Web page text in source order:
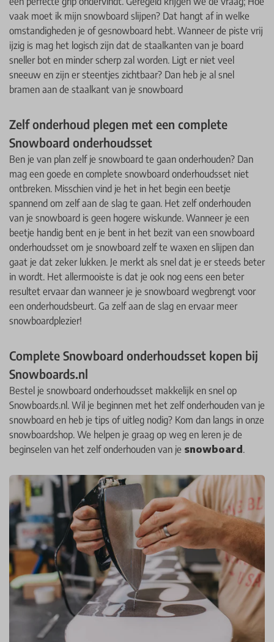
vaak moet ik mijn snowboard slijpen? Dat hangt af in welke
omstandigheden je of gesnowboard hebt. Wanneer de piste vrij
ijzig is mag het logisch zijn dat de staalkanten van je board
sneller bot en minder scherp zal worden. Ligt er niet veel
sneeuw en zijn er steentjes zichtbaar? Dan heb je al snel
bramen aan de staalkant van je snowboard
Zelf onderhoud plegen met een complete
Snowboard onderhoudsset
Ben je van plan zelf je snowboard te gaan onderhouden? Dan
mag een goede en complete snowboard onderhoudsset niet
ontbreken. Misschien vind je het in het begin een beetje
spannend om zelf aan de slag te gaan. Het zelf onderhouden
van je snowboard is geen hogere wiskunde. Wanneer je een
beetje handig bent en je bent in het bezit van een snowboard
onderhoudsset om je snowboard zelf te waxen en slijpen dan
gaat je dat zeker lukken. Je merkt als snel dat je er steeds beter
in wordt. Het allermooiste is dat je ook nog eens een beter
resultet ervaar dan wanneer je je snowboard wegbrengt voor
een onderhoudsbeurt. Ga zelf aan de slag en ervaar meer
snowboardplezier!
Complete Snowboard onderhoudsset kopen bij
Snowboards.nl
Bestel je snowboard onderhoudsset makkelijk en snel op
Snowboards.nl. Wil je beginnen met het zelf onderhouden van je
snowboard en heb je tips of uitleg nodig? Kom dan langs in onze
snowboardshop. We helpen je graag op weg en leren je de
beginselen van het zelf onderhouden van je snowboard.